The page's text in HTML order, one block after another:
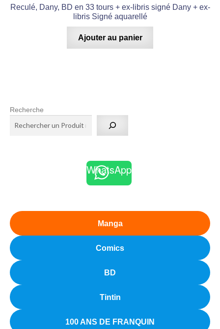
Reculé, Dany, BD en 33 tours + ex-libris signé Dany + ex-
libris Signé aquarellé
Ajouter au panier
Recherche
WhatsApp
Manga
Comics
BD
Tintin
100 ANS DE FRANQUIN